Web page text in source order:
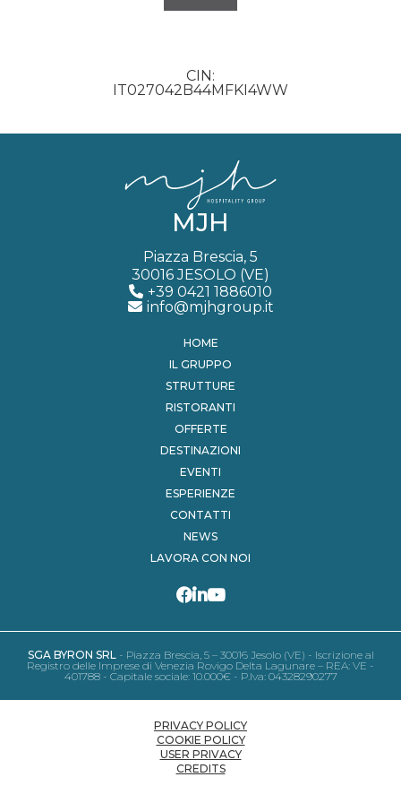
CIN
IT027042B44MFKI4WW
MJH
Piazza Brescia, 5
30016 JESOLO (VE)
+39 0421 1886010
info@mjhgroup.it
HOME
IL GRUPPO
STRUTTURE
RISTORANTI
OFFERTE
DESTINAZIONI
EVENTI
ESPERIENZE
CONTATTI
NEWS
LAVORA CON NOI
SGA BYRON SRL - Piazza Brescia, 5 – 30016 Jesolo (VE) - Iscrizione al
Registro delle Imprese di Venezia Rovigo Delta Lagunare – REA: VE -
401788 - Capitale sociale: 10.000€ - P.Iva: 04328290277
PRIVACY POLICY
COOKIE POLICY
USER PRIVACY
CREDITS